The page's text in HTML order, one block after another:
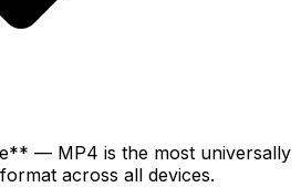
— MP4 is the most universally
across all devices.